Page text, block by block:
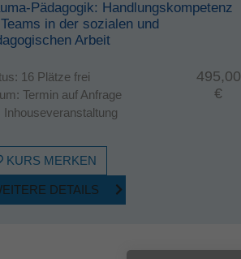
Pädagogik: Handlungskompetenz
in der sozialen und
Arbeit
16 Plätze frei
Termin auf Anfrage
Inhouseveranstaltung
495,00
€
KURS MERKEN
DETAILS